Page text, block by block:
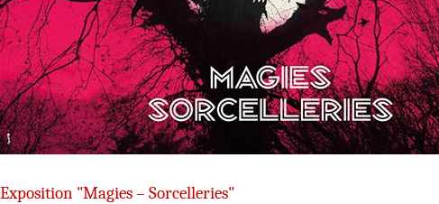
Exposition "Magies – Sorcelleries"